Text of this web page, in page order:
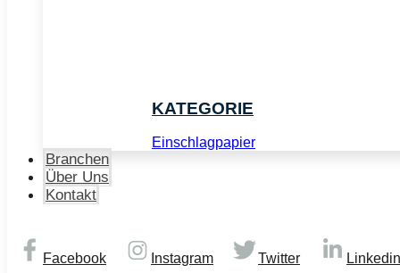
KATEGORIE
Einschlagpapier
Branchen
Über Uns
Kontakt
Facebook Instagram Twitter Linkedin